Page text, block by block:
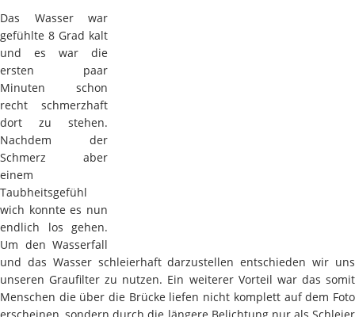
Das Wasser war
gefühlte 8 Grad kalt
und es war die
ersten paar
Minuten schon
recht schmerzhaft
dort zu stehen.
Nachdem der
Schmerz aber
einem
Taubheitsgefühl
wich konnte es nun
endlich los gehen.
Um den Wasserfall
und das Wasser schleierhaft darzustellen entschieden wir uns
unseren Graufilter zu nutzen. Ein weiterer Vorteil war das somit
Menschen die über die Brücke liefen nicht komplett auf dem Foto